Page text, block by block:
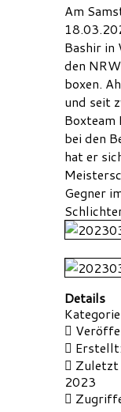
Am
Bashir in
den
boxen.
und seit
Boxteam
bei den
hat er
Gegner
Details
Zuletzt
2023